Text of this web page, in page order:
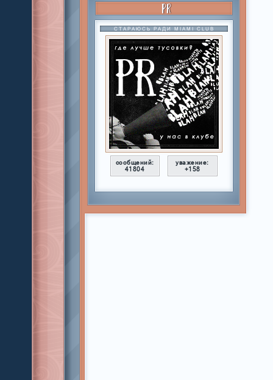
PR
СТАРАЮСЬ РАДИ MIAMI CLUB
сообщений:
41804
уважение:
+158